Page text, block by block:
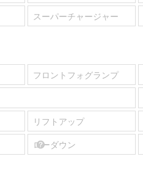
スーパーチャージャー
フロントフォグランプ
リフトアップ
ローダウン